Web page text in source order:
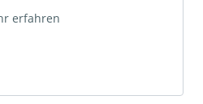
erfahren